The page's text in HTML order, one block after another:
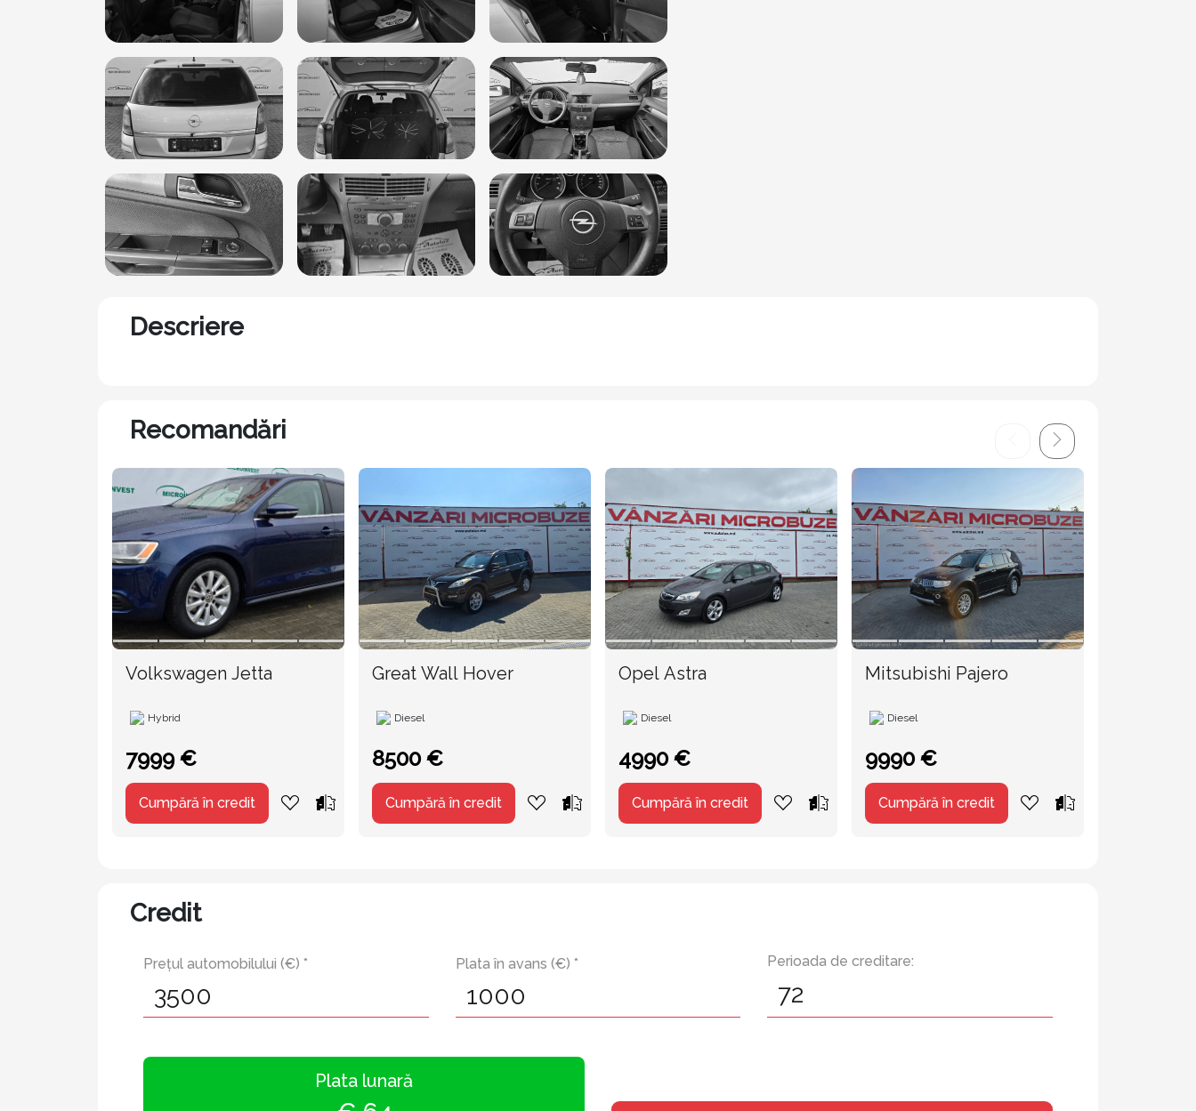
Descriere
Recomandări
Volkswagen Jetta
Hybrid
7999 €
Cumpără în credit
Great Wall Hover
Diesel
8500 €
Cumpără în credit
Opel Astra
Diesel
4990 €
Cumpără în credit
Mitsubishi Pajero
Diesel
9990 €
Cumpără în credit
Credit
Prețul automobilului (€) * Plata în avans (€) * Perioada de creditare:
Plata lunară